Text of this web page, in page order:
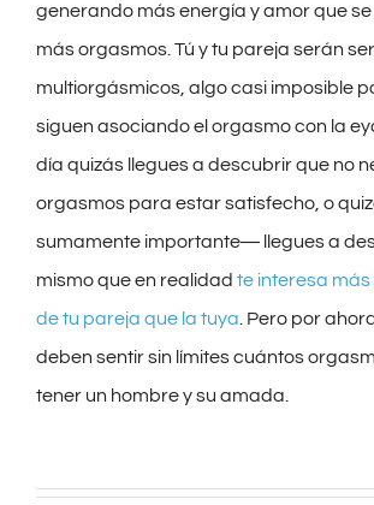
generando más energía y amor que
más orgasmos. Tú y tu pareja serán
multiorgásmicos, algo casi imposible
siguen asociando el orgasmo con la
día quizás llegues a descubrir que no
orgasmos para estar satisfecho, o
sumamente importante― llegues a
mismo que en realidad te interesa
de tu pareja que la tuya . Pero por
deben sentir sin límites cuántos
tener un hombre y su amada.